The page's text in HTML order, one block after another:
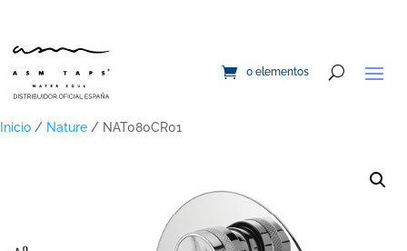
0 elementos
Inicio / Nature / NAT080CR01